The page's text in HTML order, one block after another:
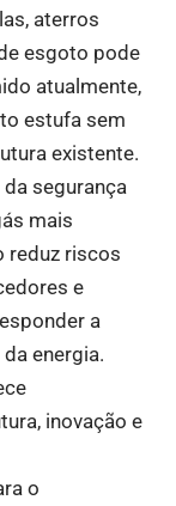
aterros
esgoto pode
atualmente,
estufa sem
existente.
segurança
mais
reduz riscos
e
a
energia.
inovação e
o